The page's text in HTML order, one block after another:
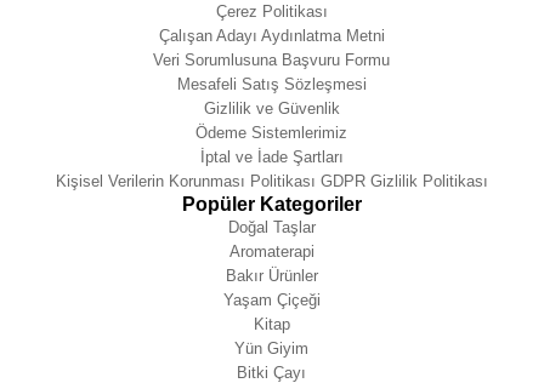
Çerez Politikası
Çalışan Adayı Aydınlatma Metni
Veri Sorumlusuna Başvuru Formu
Mesafeli Satış Sözleşmesi
Gizlilik ve Güvenlik
Ödeme Sistemlerimiz
İptal ve İade Şartları
Kişisel Verilerin Korunması Politikası GDPR Gizlilik Politikası
Popüler Kategoriler
Doğal Taşlar
Aromaterapi
Bakır Ürünler
Yaşam Çiçeği
Kitap
Yün Giyim
Bitki Çayı